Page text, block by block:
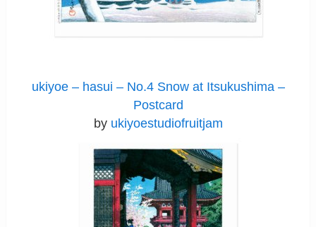
ukiyoe – hasui – No.4 Snow at Itsukushima –
Postcard
by ukiyoestudiofruitjam